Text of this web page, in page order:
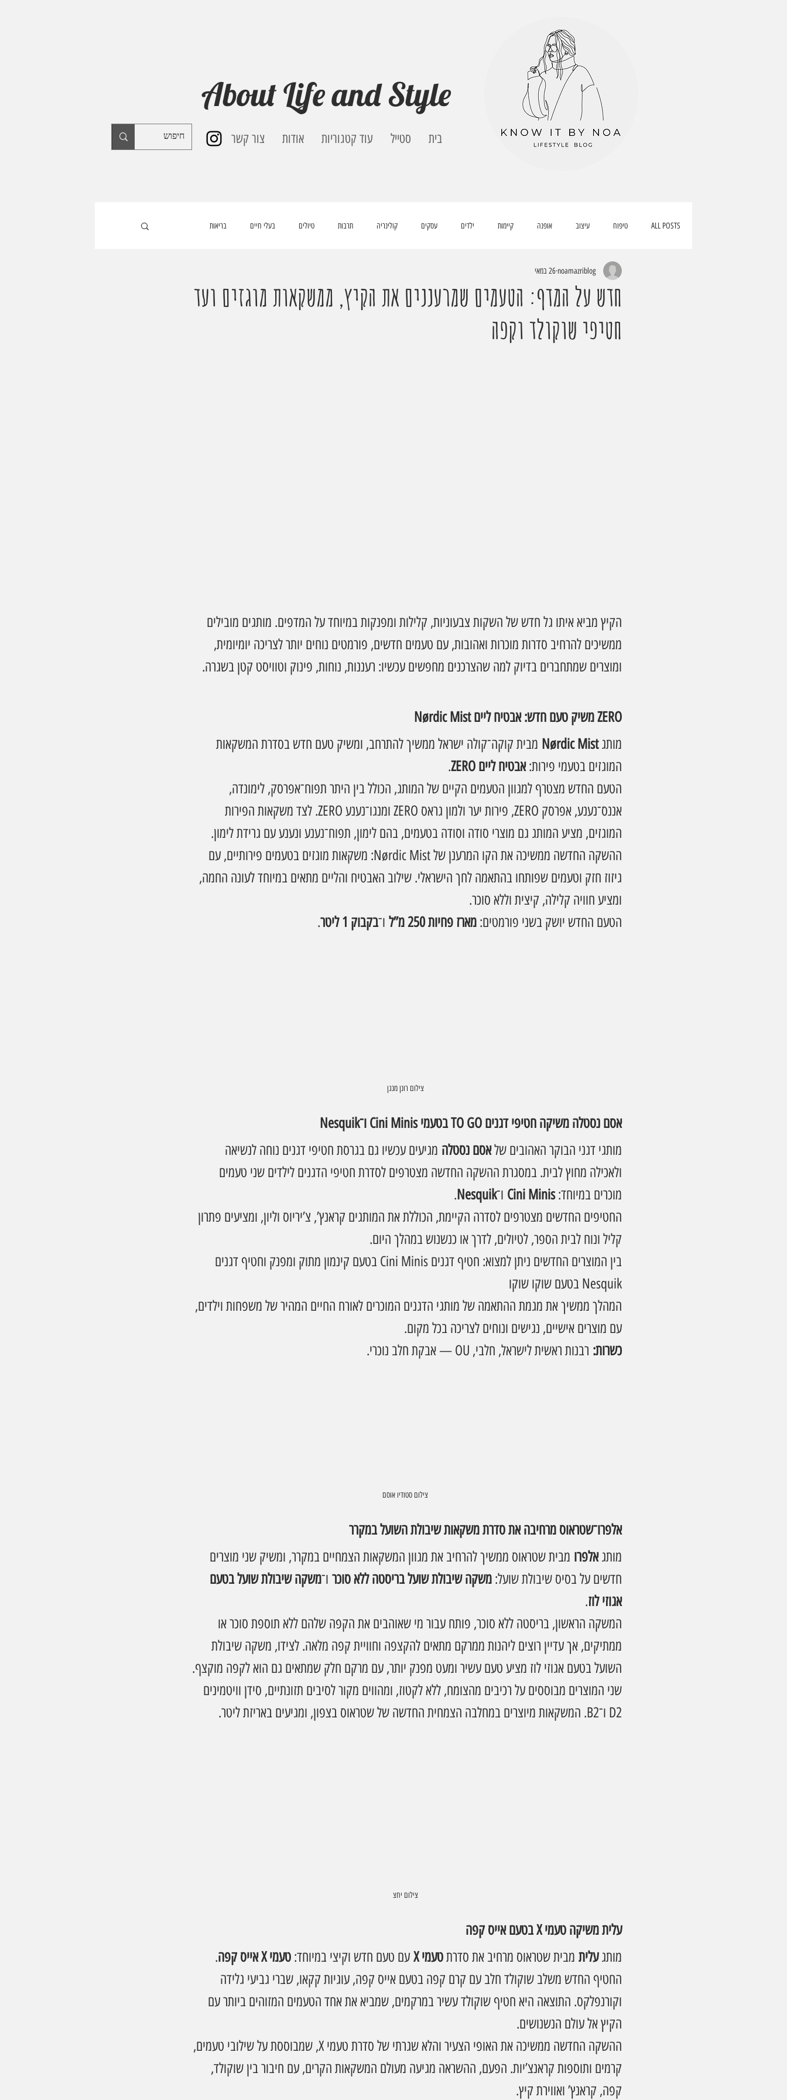
About Life and Style
בית סטייל עוד קטגוריות אודות צור קשר
ALL POSTS טיפוח עיצוב אופנה קיימות ילדים עסקים קולינריה תרבות טיולים בעלי חיים בריאות
חדש על המדף: הטעמים שמרעננים את הקיץ, ממשקאות מוגזים ועד
חטיפי שוקולד וקפה
noamazriblog 26 במאי
הקיץ מביא איתו גל חדש של השקות צבעוניות, קלילות ומפנקות במיוחד על המדפים. מותגים מובילים
ממשיכים להרחיב סדרות מוכרות ואהובות, עם טעמים חדשים, פורמטים נוחים יותר לצריכה יומיומית,
ומוצרים שמתחברים בדיוק למה שהצרכנים מחפשים עכשיו: רעננות, נוחות, פינוק וטוויסט קטן בשגרה.
Nørdic Mist משיק טעם חדש: אבטיח ליים ZERO
מותג Nørdic Mist מבית קוקה־קולה ישראל ממשיך להתרחב, ומשיק טעם חדש בסדרת המשקאות
המוגזים בטעמי פירות: אבטיח ליים ZERO
.
הטעם החדש מצטרף למגוון הטעמים הקיים של המותג, הכולל בין היתר תפוח־אפרסק, לימונדה,
אננס־נענע, אפרסק ZERO, פירות יער ולמון גראס ZERO ומנגו־נענע ZERO. לצד משקאות הפירות
המוגזים, מציע המותג גם מוצרי סודה וסודה בטעמים, בהם לימון, תפוח־נענע ונענע עם גרידת לימון.
ההשקה החדשה ממשיכה את הקו המרענן של Nørdic Mist: משקאות מוגזים בטעמים פירותיים, עם
גיזוז חזק וטעמים שפותחו בהתאמה לחך הישראלי. שילוב האבטיח והליים מתאים במיוחד לעונה החמה,
ומציע חוויה קלילה, קיצית וללא סוכר.
הטעם החדש יושק בשני פורמטים: מארז פחיות 250 מ”ל ו־בקבוק 1 ליטר .
צילום רונן מנגן
אסם נסטלה משיקה חטיפי דגנים TO GO בטעמי Cini Minis ו־Nesquik
מותגי דגני הבוקר האהובים של אסם נסטלה מגיעים עכשיו גם בגרסת חטיפי דגנים נוחה לנשיאה
ולאכילה מחוץ לבית. במסגרת ההשקה החדשה מצטרפים לסדרת חטיפי הדגנים לילדים שני טעמים
מוכרים במיוחד: Cini Minis ו־Nesquik
.
החטיפים החדשים מצטרפים לסדרה הקיימת, הכוללת את המותגים קראנץ’, צ’יריוס וליון, ומציעים פתרון
קליל ונוח לבית הספר, לטיולים, לדרך או כנשנוש במהלך היום.
בין המוצרים החדשים ניתן למצוא: חטיף דגנים Cini Minis בטעם קינמון מתוק ומפנק וחטיף דגנים
Nesquik בטעם שוקו שוקו
המהלך ממשיך את מגמת ההתאמה של מותגי הדגנים המוכרים לאורח החיים המהיר של משפחות וילדים,
עם מוצרים אישיים, נגישים ונוחים לצריכה בכל מקום.
כשרות: רבנות ראשית לישראל, חלבי, OU — אבקת חלב נוכרי.
צילום סטודיו אוסם
אלפרו־שטראוס מרחיבה את סדרת משקאות שיבולת השועל במקרר
מותג אלפרו מבית שטראוס ממשיך להרחיב את מגוון המשקאות הצמחיים במקרר, ומשיק שני מוצרים
חדשים על בסיס שיבולת שועל: משקה שיבולת שועל בריסטה ללא סוכר ו־משקה שיבולת שועל בטעם
אגוזי לוז.
המשקה הראשון, בריסטה ללא סוכר, פותח עבור מי שאוהבים את הקפה שלהם ללא תוספת סוכר או
ממתיקים, אך עדיין רוצים ליהנות ממרקם מתאים להקצפה וחוויית קפה מלאה. לצידו, משקה שיבולת
השועל בטעם אגוזי לוז מציע טעם עשיר ומעט מפנק יותר, עם מרקם חלק שמתאים גם הוא לקפה מוקצף.
שני המוצרים מבוססים על רכיבים מהצומח, ללא לקטוז, ומהווים מקור לסיבים תזונתיים, סידן וויטמינים
D2 ו־B2. המשקאות מיוצרים במחלבה הצמחית החדשה של שטראוס בצפון, ומגיעים באריזת ליטר.
צילום יחצ
עלית משיקה טעמי X בטעם אייס קפה
מותג עלית מבית שטראוס מרחיב את סדרת טעמי X עם טעם חדש וקיצי במיוחד: טעמי X אייס קפה
.
החטיף החדש משלב שוקולד חלב עם קרם קפה בטעם אייס קפה, עוגיות קקאו, שברי גביעי גלידה
וקורנפלקס. התוצאה היא חטיף שוקולד עשיר במרקמים, שמביא את אחד הטעמים המזוהים ביותר עם
הקיץ אל עולם הנשנושים.
ההשקה החדשה ממשיכה את האופי הצעיר והלא שגרתי של סדרת טעמי X, שמבוססת על שילובי טעמים,
קרמים ותוספות קראנצ’יות. הפעם, ההשראה מגיעה מעולם המשקאות הקרים, עם חיבור בין שוקולד,
קפה, קראנץ’ ואווירת קיץ.